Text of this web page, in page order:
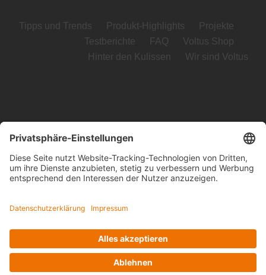
Tipps und Trends Produkt-Highlights
Projekte
Testberichte
FAQ
Voltus Shop
Hinter den Kulissen
Wir sind Voltus
Voltus GmbH
Loog 7, 23611 Bad Schwartau
Telefon: +49 (0) 451 989 03-0
www.voltus.de
Impressum|Datenschutzerklärung